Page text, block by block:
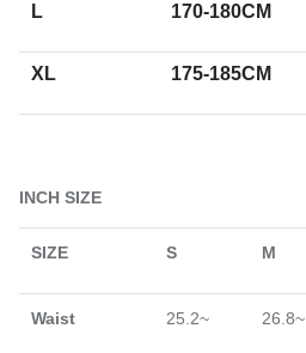
L 170-180CM
XL 175-185CM
INCH SIZE
SIZE S M
Waist 25.2~ 26.8~